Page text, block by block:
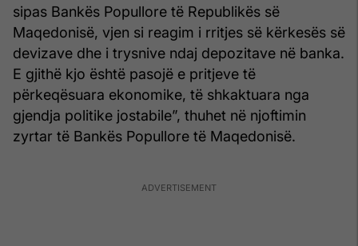
sipas Bankës Popullore të Republikës së
Maqedonisë, vjen si reagim i rritjes së kërkesës së
devizave dhe i trysnive ndaj depozitave në banka.
E gjithë kjo është pasojë e pritjeve të
përkeqësuara ekonomike, të shkaktuara nga
gjendja politike jostabile”, thuhet në njoftimin
zyrtar të Bankës Popullore të Maqedonisë.